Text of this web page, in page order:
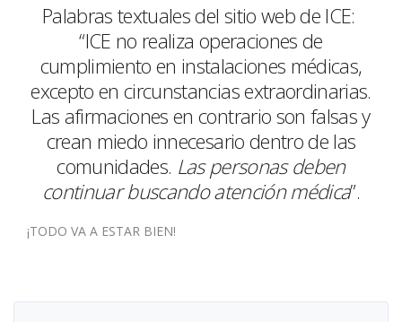
Palabras textuales del sitio web de ICE:
“ICE no realiza operaciones de
cumplimiento en instalaciones médicas,
excepto en circunstancias extraordinarias.
Las afirmaciones en contrario son falsas y
crean miedo innecesario dentro de las
comunidades. Las personas deben
continuar buscando atención médica”.
¡TODO VA A ESTAR BIEN!